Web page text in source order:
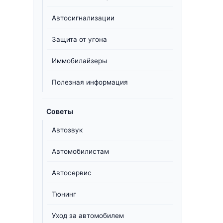
Автосигнализации
Защита от угона
Иммобилайзеры
Полезная информация
Советы
Автозвук
Автомобилистам
Автосервис
Тюнинг
Уход за автомобилем